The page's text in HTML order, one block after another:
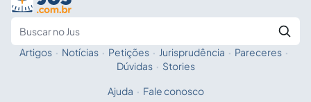
Fale com a IA
Artigos · Notícias · Petições · Jurisprudência · Pareceres ·
Dúvidas · Stories
Ajuda · Fale conosco